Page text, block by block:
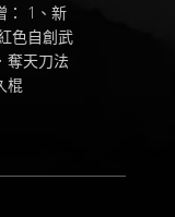
： 1、新
色自創武
奪天刀法
棍